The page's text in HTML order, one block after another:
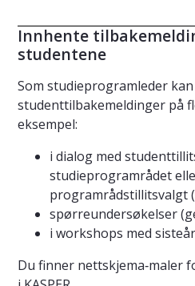
Innhente
studentene
Som studieprogramleder
studenttilbakemeldinger på
eksempel:
i dialog med
studieprogramrådet
programrådstillitsvalgt
spørreundersøkelser
i workshops med
Du finner nettskjema‑maler